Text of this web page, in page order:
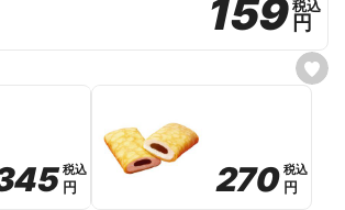
s
e
159
159税込
税込
円
円
税込
税込
円
円
270
270 税込
税込
円
円